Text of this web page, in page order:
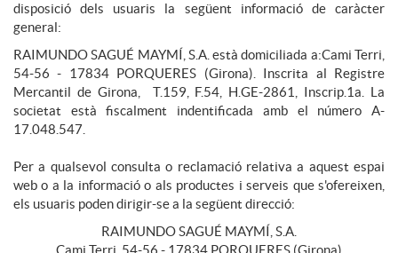
disposició dels usuaris la següent informació de caràcter
general:
RAIMUNDO SAGUÉ MAYMÍ, S.A. està domiciliada a:Cami Terri,
54-56 - 17834 PORQUERES (Girona). Inscrita al Registre
Mercantil de Girona, T.159, F.54, H.GE-2861, Inscrip.1a. La
societat està fiscalment indentificada amb el número A-
17.048.547.
Per a qualsevol consulta o reclamació relativa a aquest espai
web o a la informació o als productes i serveis que s'ofereixen,
els usuaris poden dirigir-se a la següent direcció:
RAIMUNDO SAGUÉ MAYMÍ, S.A.